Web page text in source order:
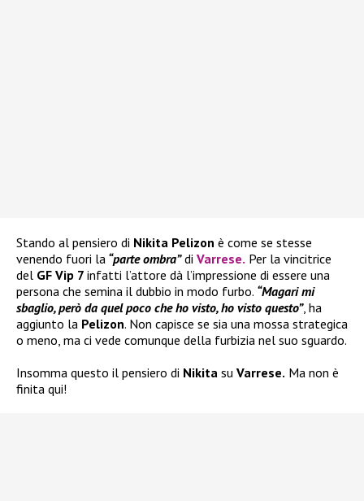
Stando al pensiero di Nikita Pelizon è come se stesse
venendo fuori la “parte ombra”di Varrese. Per la vincitrice
del GF Vip 7 infatti l’attore dà l’impressione di essere una
persona che semina il dubbio in modo furbo. “Magari mi
sbaglio, però da quel poco che ho visto, ho visto questo”, ha
aggiunto la Pelizon. Non capisce se sia una mossa strategica
o meno, ma ci vede comunque della furbizia nel suo sguardo.
Insomma questo il pensiero di Nikita su Varrese. Ma non è
finita qui!